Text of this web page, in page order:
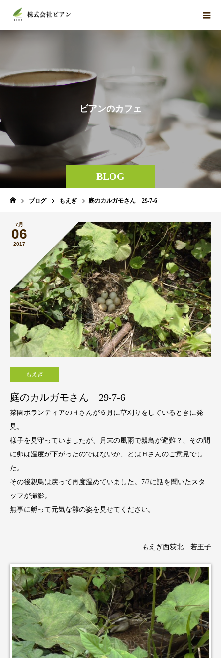
BLOG
ビアンのカ フ ェ
ブログ もえぎ 庭のカルガモさん 29-7-6
7月
06
2017
もえぎ
庭のカルガモさん 29-7-6
菜園ボランティアのＨさんが６月に草刈りをしているときに発
見。
様子を見守っていましたが、月末の風雨で親鳥が避難？、その間
に卵は温度が下がったのではないか、とはＨさんのご意見でし
た。
その後親鳥は戻って再度温めていました。7/2に話を聞いたスタ
ッフが撮影。
無事に孵って元気な雛の姿を見せてください。
もえぎ西荻北 若王子